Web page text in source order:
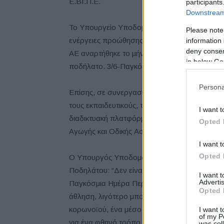
Please
information
deny
in below
I want
Opted
I want
Opted
I want
Opted
I want
of my
Το Υπουργείο Υποδομών και Μεταφορών
ενέργειες προώθησης της χρήσης του
ΑΕ αναρτήθηκε το μήνυμα: “Μετατρέπουμε
ποδήλατο. 3/6-Παγκόσμια Ημέρα Ποδηλάτου”.
Επίσης, σε συνεργασία με το Υπουργείο
τους εκπαιδευτικούς, του διαθέσιμου
διαδικτυακή πλατφόρμα “
e-Drive Academy
”
Αγωγής και Οδικής Ασφάλειας.
Ο Υπουργός Υποδομών και Μεταφορών,
Ποδηλάτου: “Δεν είναι τυχαίο ότι
Παγκόσμια Ημέρα Περιβάλλοντος.
άθληση, λιγότερο μποτιλιάρισμα και μείωση
κορωνοϊού, ένα μέσο μετακίνησης με το
για ένα φθηνό τρόπο μετακίνησης”.